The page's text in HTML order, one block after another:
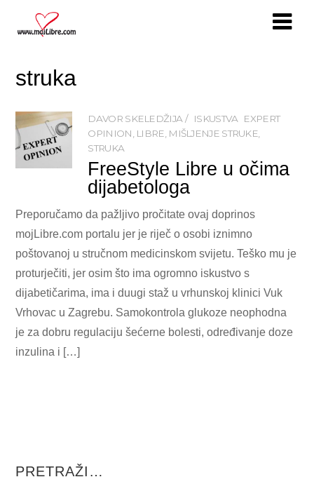
struka
DAVOR SKELEDŽIJA ISKUSTVA EXPERT
OPINION, LIBRE, MIŠLJENJE STRUKE,
STRUKA
FreeStyle Libre u očima
dijabetologa
Preporučamo da pažljivo pročitate ovaj doprinos
mojLibre.com portalu jer je riječ o osobi iznimno
poštovanoj u stručnom medicinskom svijetu. Teško mu je
proturječiti, jer osim što ima ogromno iskustvo s
dijabetičarima, ima i duugi staž u vrhunskoj klinici Vuk
Vrhovac u Zagrebu. Samokontrola glukoze neophodna
je za dobru regulaciju šećerne bolesti, određivanje doze
inzulina i […]
PRETRAŽI…